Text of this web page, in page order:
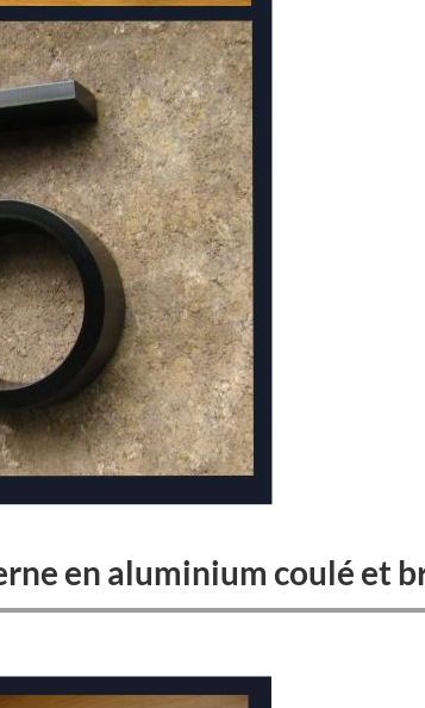
en aluminium coulé et